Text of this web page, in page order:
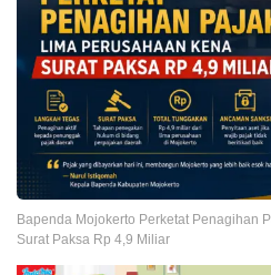
Bapenda Mojokerto Perketat Penagihan
Surat Paksa Rp 4,9 Miliar